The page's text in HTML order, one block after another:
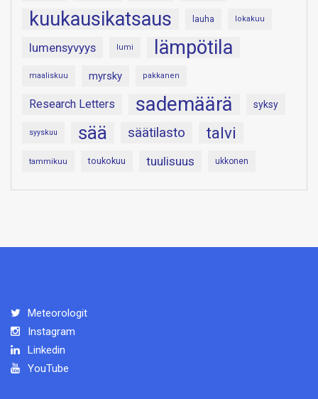
kuukausikatsaus lauha lokakuu
lumensyvyys lumi lämpötila
maaliskuu myrsky pakkanen
Research Letters sademäärä syksy
syyskuu sää säätilasto talvi
tammikuu toukokuu tuulisuus ukkonen
Meteorologit
Instagram
Linkedin
YouTube